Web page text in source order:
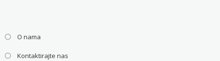
O nama
Kontaktirajte nas